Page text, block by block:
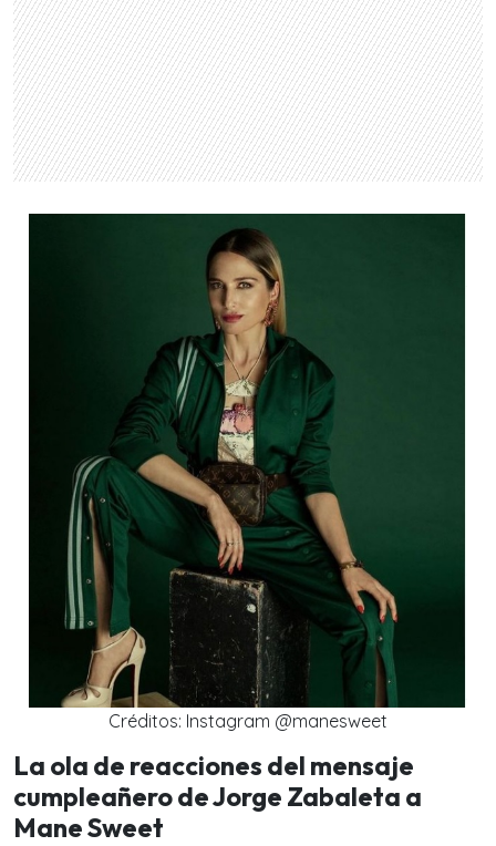
Créditos: Instagram @manesweet
La ola de reacciones del mensaje
cumpleañero de Jorge Zabaleta a
Mane Sweet